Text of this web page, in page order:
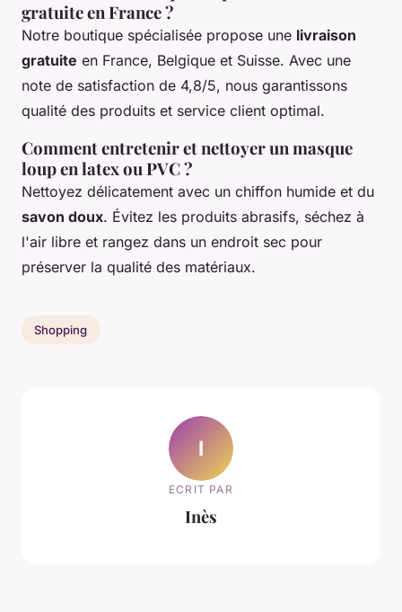
gratuite en France ?
Notre boutique spécialisée propose une livraison
gratuite en France, Belgique et Suisse. Avec une
note de satisfaction de 4,8/5, nous garantissons
qualité des produits et service client optimal.
Comment entretenir et nettoyer un masque
loup en latex ou PVC ?
Nettoyez délicatement avec un chiffon humide et du
savon doux. Évitez les produits abrasifs, séchez à
l'air libre et rangez dans un endroit sec pour
préserver la qualité des matériaux.
Shopping
I
ECRIT PAR
Inès